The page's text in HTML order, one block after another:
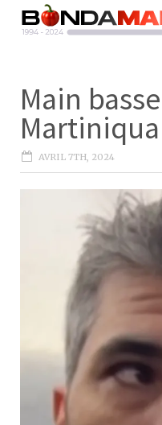
Main
AVRIL 7TH, 2024